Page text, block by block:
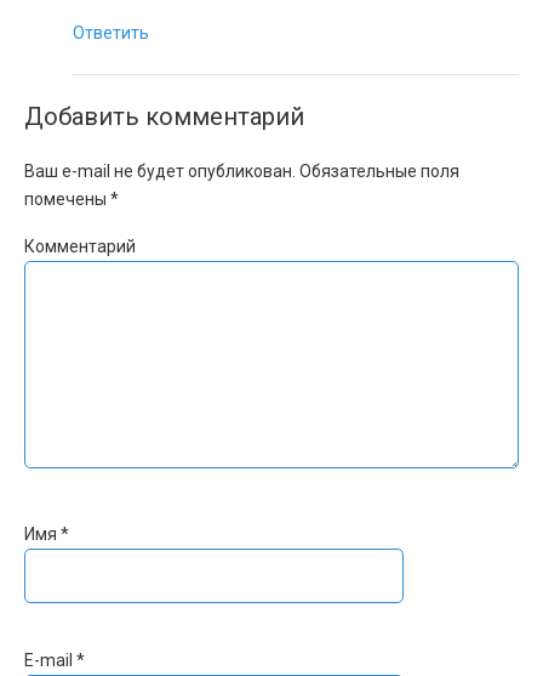
Ответить
Добавить комментарий
Ваш e-mail не будет опубликован. Обязательные поля
помечены *
Комментарий
Имя *
E-mail *